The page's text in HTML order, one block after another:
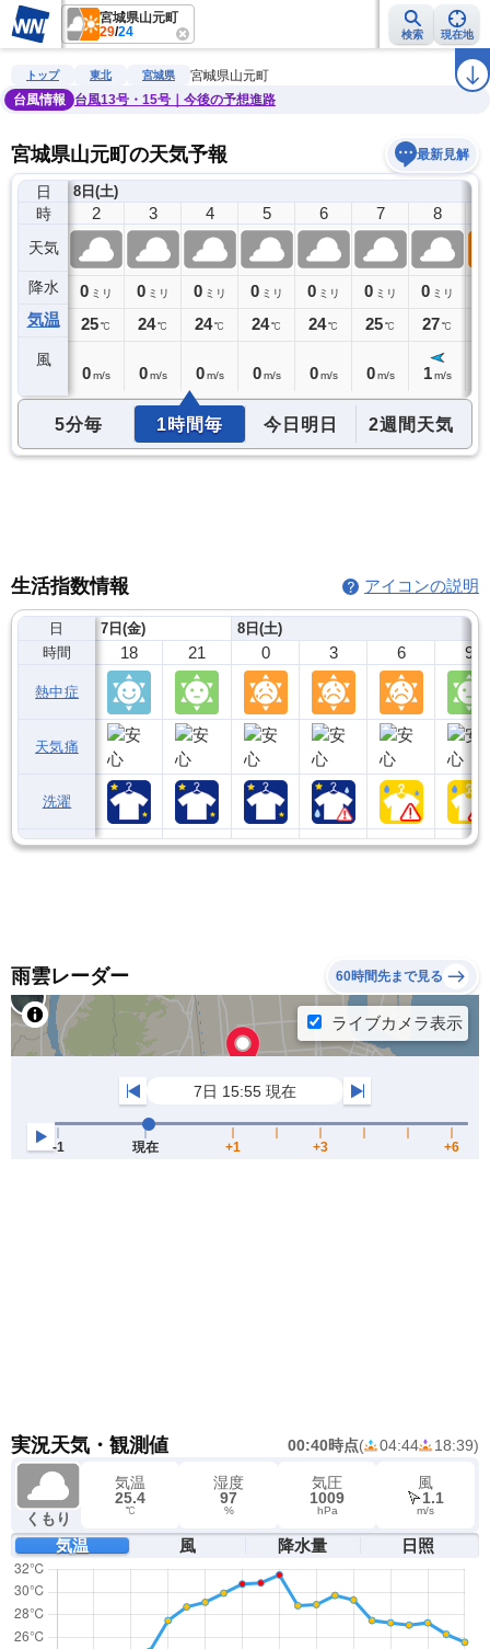
宮城県山元町
29/24 検索 現在地
雨雲レーダー 台風情報 地震情報 ラ
トップ 東北 宮城県
宮城県山元町
台風情報
台風13号・15号｜今後の予想進路
宮城県山元町の天気予報 最新見解
日
時
天気
降水
気温
風
8日(土)
1
0ミリ
25℃
2
0 ミリ
25℃
0 m/s
3
0 ミリ
24℃
0 m/s
4
0 ミリ
24℃
0 m/s
5
0 ミリ
24℃
0 m/s
6
0 ミリ
24℃
0 m/s
7
0 ミリ
25℃
0 m/s
8
0 ミリ
27℃
1 m/s
5分毎 1時間毎 今日明日 2週間天気
生活指数情報 アイコンの説明
日
時間
熱中症
天気痛
洗濯
7日(金)
18 21
8日(土)
0 3 6 9
雨雲レーダー 60時間先まで見る
実況天気・観測値 00:40時点( 04:44 18:39)
くもり
気温
25.4
℃
湿度
97
%
気圧
1009
hPa
風
1.1
m/s
気温 風 降水量 日照